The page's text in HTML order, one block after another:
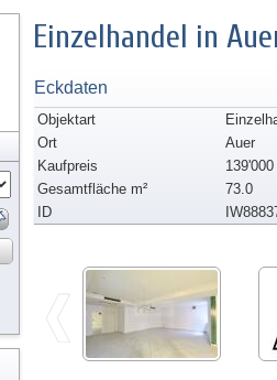
Einzelhandel in
Eckdaten
Objektart
Ort
Auer
Kaufpreis
139'000
Gesamtfläche m²
73.0
ID